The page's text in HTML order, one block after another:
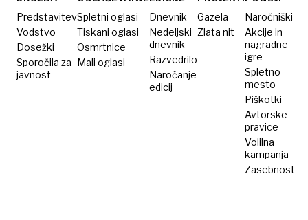
želel
sem
si
več«
Sam
doma
Predstavitev
Vodstvo
Dosežki
Sporočila za
javnost
Spletni oglasi
Tiskani oglasi
Osmrtnice
Mali oglasi
Dnevnik
Nedeljski
dnevnik
Razvedrilo
Naročanje
edicij
Gazela
Zlata nit
Naročniški
Akcije in
nagradne
igre
Spletno
mesto
Piškotki
Avtorske
pravice
Volilna
kampanja
Zasebnost